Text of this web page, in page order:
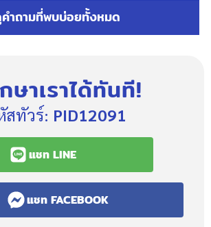
ำถามที่พบบ่อยทั้งหมด
ษาเราได้ทันที!
สทัวร์: PID12091
แชท LINE
แชท FACEBOOK